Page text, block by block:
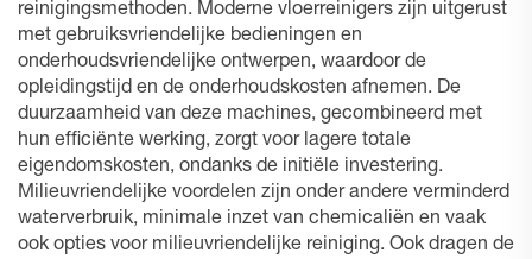
reinigingsmethoden. Moderne vloerreinigers zijn uitgerust
met gebruiksvriendelijke bedieningen en
onderhoudsvriendelijke ontwerpen, waardoor de
opleidingstijd en de onderhoudskosten afnemen. De
duurzaamheid van deze machines, gecombineerd met
hun efficiënte werking, zorgt voor lagere totale
eigendomskosten, ondanks de initiële investering.
Milieuvriendelijke voordelen zijn onder andere verminderd
waterverbruik, minimale inzet van chemicaliën en vaak
ook opties voor milieuvriendelijke reiniging. Ook dragen de